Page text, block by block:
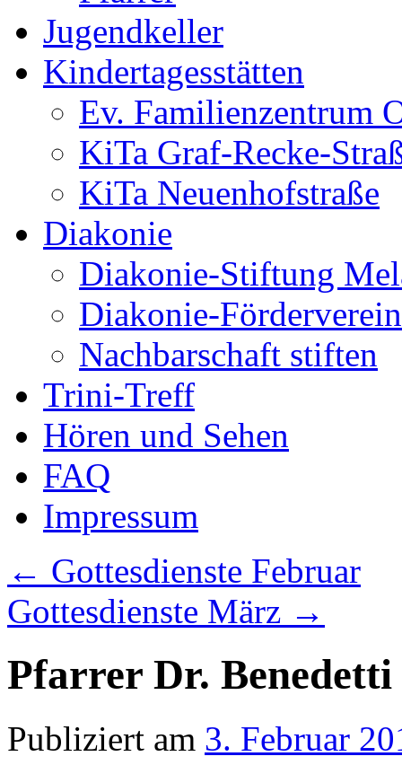
Jugendkeller
Kindertagesstätten
Ev. Familienzentrum
KiTa Graf-Recke-
KiTa Neuenhofstraße
Diakonie
Diakonie-Stiftung
Diakonie-
Nachbarschaft stiften
Trini-Treff
Hören und Sehen
FAQ
Impressum
← Gottesdienste Februar
Gottesdienste März →
Pfarrer Dr.
Publiziert am 3. Februar